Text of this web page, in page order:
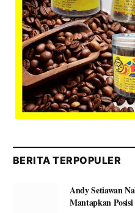
BERITA TERPOPULER
Andy Setiawan
Mantapkan